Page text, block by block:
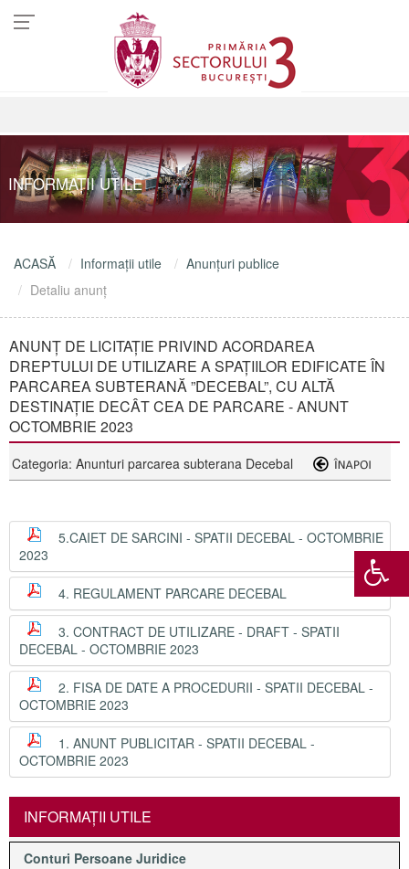
INFORMAŢII UTILE
ACASĂ Informaţii utile
Anunţuri publice
Detaliu anunţ
ANUNȚ DE LICITAȚIE PRIVIND ACORDAREA
DREPTULUI DE UTILIZARE A SPAȚIILOR EDIFICATE ÎN
PARCAREA SUBTERANĂ ”DECEBAL”, CU ALTĂ
DESTINAȚIE DECÂT CEA DE PARCARE - ANUNT
OCTOMBRIE 2023
Categoria: Anunturi parcarea subterana Decebal
5.CAIET DE SARCINI - SPATII DECEBAL - OCTOMBRIE
2023
4. REGULAMENT PARCARE DECEBAL
3. CONTRACT DE UTILIZARE - DRAFT - SPATII
DECEBAL - OCTOMBRIE 2023
2. FISA DE DATE A PROCEDURII - SPATII DECEBAL -
OCTOMBRIE 2023
1. ANUNT PUBLICITAR - SPATII DECEBAL -
OCTOMBRIE 2023
INFORMAŢII UTILE
Conturi Persoane Juridice